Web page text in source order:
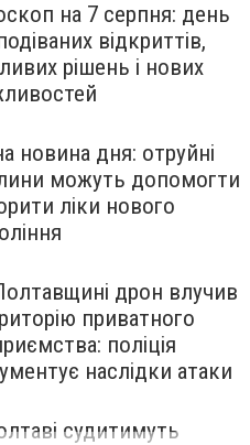
на 7 серпня: день
відкриттів,
рішень і нових
новина дня: отруйні
можуть допомогти
ліки нового
дрон влучив
приватного
поліція
наслідки атаки
судитимуть